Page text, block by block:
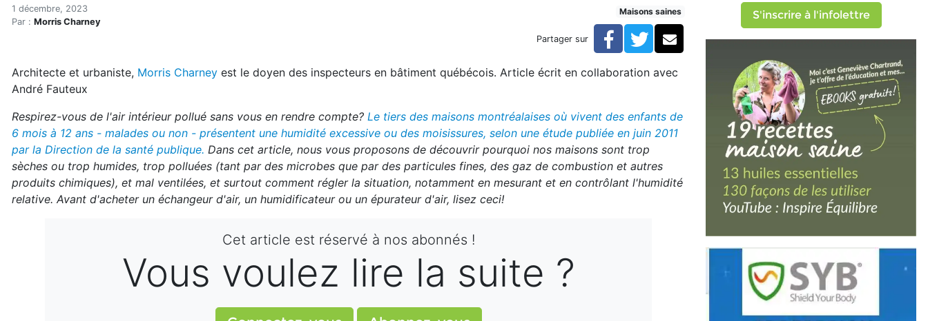
Accueil
Articles
La plupart des maisons canadiennes sont polluées (réservé)
La plupart des maisons canadiennes sont polluées (réservé)
1 décembre, 2023
Par : Morris Charney
Maisons saines
Partager sur Facebook
TwitterCourriel
Architecte et urbaniste, Morris Charney est le doyen des inspecteurs en bâtiment québécois. Article écrit en collaboration avec
André Fauteux
Respirez-vous de l'air intérieur pollué sans vous en rendre compte? Le tiers des maisons montréalaises où vivent des enfants de
6 mois à 12 ans - malades ou non - présentent une humidité excessive ou des moisissures, selon une étude publiée en juin 2011
par la Direction de la santé publique. Dans cet article, nous vous proposons de découvrir pourquoi nos maisons sont trop
sèches ou trop humides, trop polluées (tant par des microbes que par des particules fines, des gaz de combustion et autres
produits chimiques), et mal ventilées, et surtout comment régler la situation, notamment en mesurant et en contrôlant l'humidité
relative. Avant d'acheter un échangeur d'air, un humidificateur ou un épurateur d'air, lisez ceci!
Cet article est réservé à nos abonnés !
Vous voulez lire la suite ?
S'inscrire à l'infolettre